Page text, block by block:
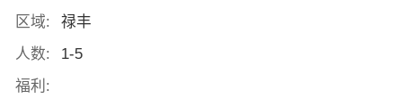
区域:
禄丰
人数:
1-5
福利: